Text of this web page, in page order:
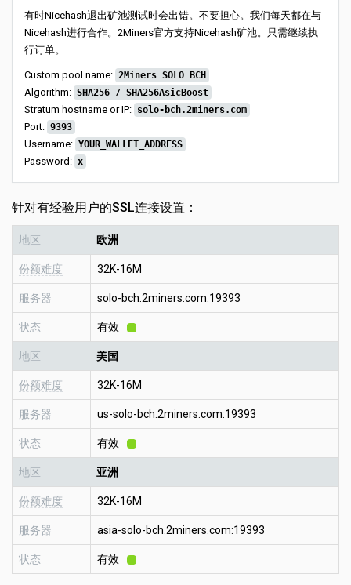
有时Nicehash退出矿池测试时会出错。不要担心。我们每天都在与
Nicehash进行合作。2Miners官方支持Nicehash矿池。只需继续执
行订单。
Custom pool name: 2Miners SOLO BCH
Algorithm: SHA256 / SHA256AsicBoost
Stratum hostname or IP: solo-bch.2miners.com
Port: 9393
Username: YOUR_WALLET_ADDRESS
Password: x
针对有经验用户的SSL连接设置：
地区 欧洲
份额难度 32K-16M
服务器 solo-bch.2miners.com:19393
状态 有效
地区 美国
份额难度 32K-16M
服务器 us-solo-bch.2miners.com:19393
状态 有效
地区 亚洲
份额难度 32K-16M
服务器 asia-solo-bch.2miners.com:19393
状态 有效